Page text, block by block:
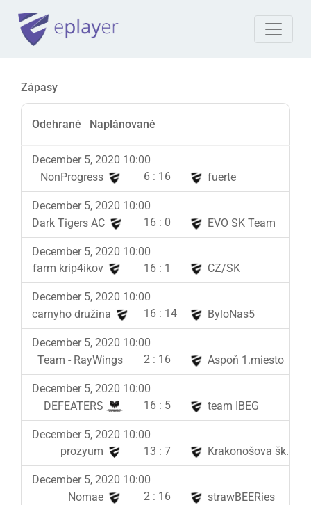
Zápasy
Odehrané Naplánované
December 5, 2020 10:00
NonProgress
6 : 16 fuerte
December 5, 2020 10:00
Dark Tigers AC
16 : 0 EVO SK Team
December 5, 2020 10:00
farm krip4ikov
16 : 1 CZ/SK
December 5, 2020 10:00
carnyho družina
16 : 14 ByloNas5
December 5, 2020 10:00
Team - RayWings
2 : 16 Aspoň 1.miesto
December 5, 2020 10:00
DEFEATERS
16 : 5 team IBEG
December 5, 2020 10:00
prozyum
13 : 7 Krakonošova školka
December 5, 2020 10:00
Nomae
2 : 16 strawBEERies